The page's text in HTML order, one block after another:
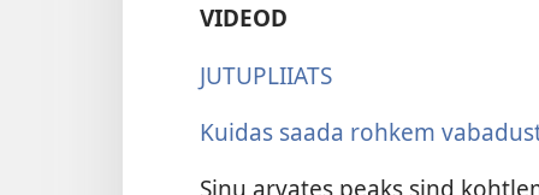
VIDEOD
JUTUPLIIATS
Kuidas saada rohkem
Sinu arvates peaks sind